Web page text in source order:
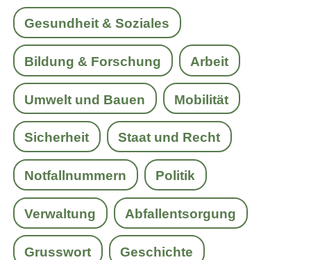
Gesundheit & Soziales
Bildung & Forschung Arbeit
Umwelt und Bauen Mobilität
Sicherheit Staat und Recht
Notfallnummern Politik
Verwaltung Abfallentsorgung
Grusswort Geschichte